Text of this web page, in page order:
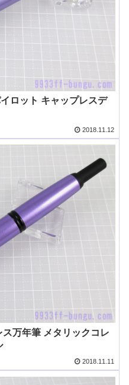
ロット キャップレスデ
2018.11.12
万年筆 メタリックコレ
2018.11.11